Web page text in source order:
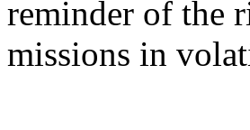
reminder of the
missions in